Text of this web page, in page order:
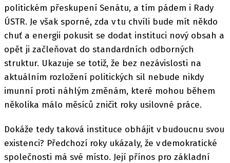
politickém přeskupení Senátu, a tím pádem i Rady
ÚSTR. Je však sporné, zda v tu chvíli bude mít někdo
chuť a energii pokusit se dodat instituci nový obsah a
opět ji začleňovat do standardních odborných
struktur. Ukazuje se totiž, že bez nezávislosti na
aktuálním rozložení politických sil nebude nikdy
imunní proti náhlým změnám, které mohou během
několika málo měsíců zničit roky usilovné práce.
Dokáže tedy taková instituce obhájit v budoucnu svou
existenci? Předchozí roky ukázaly, že v demokratické
společnosti má své místo. Její přínos pro základní